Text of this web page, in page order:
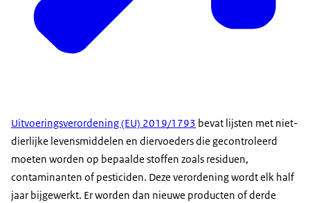
Uitvoeringsverordening (EU) 2019/1793 bevat lijsten met niet-
dierlijke levensmiddelen en diervoeders die gecontroleerd
moeten worden op bepaalde stoffen zoals residuen,
contaminanten of pesticiden. Deze verordening wordt elk half
jaar bijgewerkt. Er worden dan nieuwe producten of derde